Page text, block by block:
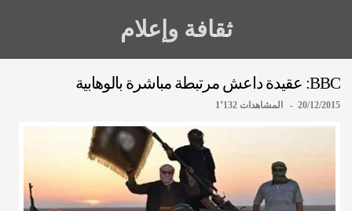
ثقافة وإعلام
BBC: عقیدة داعش مرتبطة مباشرة بالوهابیة
20/12/2015 - المشاهدات 1٬132